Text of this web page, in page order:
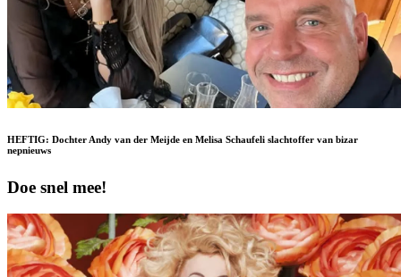
HEFTIG: Dochter Andy van der Meijde en Melisa Schaufeli slachtoffer van bizar
nepnieuws
Doe snel mee!